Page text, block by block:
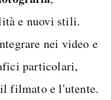
e nuovi stili.
nei video e
particolari,
filmato e l'utente.